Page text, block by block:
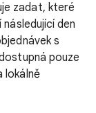
zadat, které
den
s
pouze
lokálně